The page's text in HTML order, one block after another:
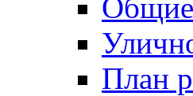
План